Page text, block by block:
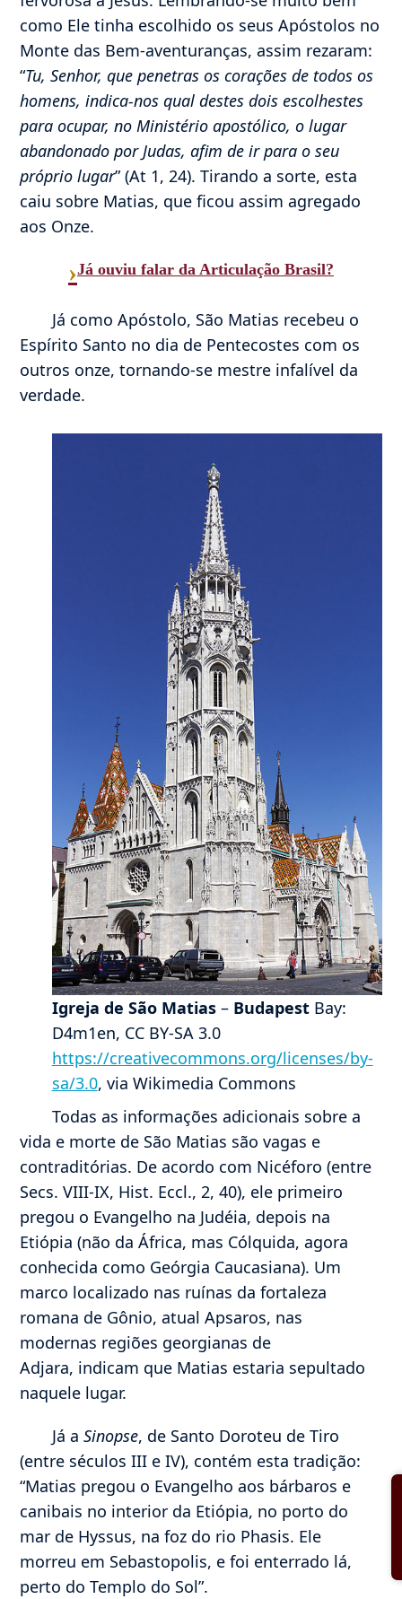
como Ele tinha escolhido os seus Apóstolos no
Monte das Bem-aventuranças, assim rezaram:
“Tu, Senhor, que penetras os corações de todos os
homens, indica-nos qual destes dois escolhestes
para ocupar, no Ministério apostólico, o lugar
abandonado por Judas, afim de ir para o seu
próprio lugar” (At 1, 24). Tirando a sorte, esta
caiu sobre Matias, que ficou assim agregado
aos Onze.
›Já ouviu falar da Articulação Brasil?
Já como Apóstolo, São Matias recebeu o
Espírito Santo no dia de Pentecostes com os
outros onze, tornando-se mestre infalível da
verdade.
Igreja de São Matias– Budapest Bay:
D4m1en, CC BY-SA 3.0
https://creativecommons.org/licenses/by-
sa/3.0, via Wikimedia Commons
Todas as informações adicionais sobre a
vida e morte de São Matias são vagas e
contraditórias. De acordo com Nicéforo (entre
Secs. VIII-IX, Hist. Eccl., 2, 40), ele primeiro
pregou o Evangelho na Judéia, depois na
Etiópia (não da África, mas Cólquida, agora
conhecida como Geórgia Caucasiana). Um
marco localizado nas ruínas da fortaleza
romana de Gônio, atual Apsaros, nas
modernas regiões georgianas de
Adjara, indicam que Matias estaria sepultado
naquele lugar.
Já aSinopse, de Santo Doroteu de Tiro
(entre séculos III e IV), contém esta tradição:
“Matias pregou o Evangelho aos bárbaros e
canibais no interior da Etiópia, no porto do
mar de Hyssus, na foz do rio Phasis. Ele
morreu em Sebastopolis, e foi enterrado lá,
perto do Templo do Sol”.